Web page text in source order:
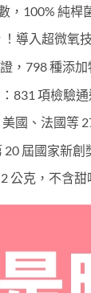
，100% 純桿
！導入超微氧
，798 種添
831 項檢驗
國、法國等
屆國家新創
公克，不含甜